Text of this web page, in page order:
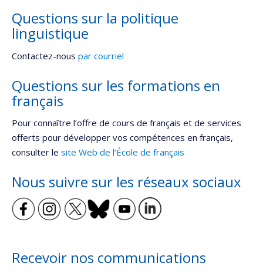
Questions sur la politique
linguistique
Contactez-nous par courriel
Questions sur les formations en
français
Pour connaître l’offre de cours de français et de services
offerts pour développer vos compétences en français,
consulter le site Web de l’École de français
Nous suivre sur les réseaux sociaux
Recevoir nos communications